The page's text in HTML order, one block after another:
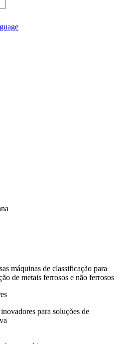
máquinas de classificação para
de metais ferrosos e não ferrosos
para soluções de